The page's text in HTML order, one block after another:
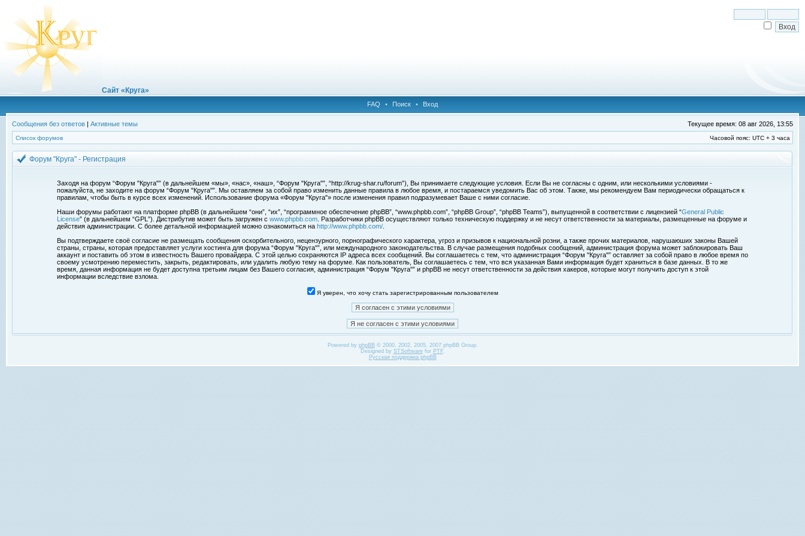
Сайт «Круга»
FAQ • Поиск • Вход
Сообщения без ответов | Активные темы Текущее время: 08 авг 2026, 13:55
Список форумов Часовой пояс: UTC + 3 часа
Форум "Круга" - Регистрация
Заходя на форум “Форум "Круга"” (в дальнейшем «мы», «нас», «наш», “Форум "Круга"”, “http://krug-shar.ru/forum”), Вы принимаете следующие условия. Если Вы не согласны с одним, или несколькими условиями -
пожалуйста, не заходите на форум “Форум "Круга"”. Мы оставляем за собой право изменить данные правила в любое время, и постараемся уведомить Вас об этом. Также, мы рекомендуем Вам периодически обращаться к
правилам, чтобы быть в курсе всех изменений. Использование форума «Форум "Круга"» после изменения правил подразумевает Ваше с ними согласие.
Наши форумы работают на платформе phpBB (в дальнейшем “они”, “их”, “программное обеспечение phpBB”, “www.phpbb.com”, “phpBB Group”, “phpBB Teams”), выпущенной в соответствии с лицензией “General Public
License” (в дальнейшем “GPL”). Дистрибутив может быть загружен с www.phpbb.com . Разработчики phpBB осуществляют только техническую поддержку и не несут ответственности за материалы, размещенные на форуме и
действия администрации. С более детальной информацией можно ознакомиться на http://www.phpbb.com/
Вы подтверждаете своё согласие не размещать сообщения оскорбительного, нецензурного, порнографического характера, угроз и призывов к национальной розни, а также прочих материалов, нарушаюших законы Вашей
страны, страны, которая предоставляет услуги хостинга для форума “Форум "Круга"”, или международного законодательства. В случае размещения подобных сообщений, администрация форума может заблокировать Ваш
аккаунт и поставить об этом в известность Вашего провайдера. С этой целью сохраняются IP адреса всех сообщений. Вы соглашаетесь с тем, что администрация “Форум "Круга"” оставляет за собой право в любое время по
своему усмотрению переместить, закрыть, редактировать, или удалить любую тему на форуме. Как пользователь, Вы соглашаетесь с тем, что вся указанная Вами информация будет храниться в базе данных. В то же
время, данная информация не будет доступна третьим лицам без Вашего согласия, администрация “Форум "Круга"” и phpBB не несут ответственности за действия хакеров, которые могут получить доступ к этой
информации вследствие взлома.
Я уверен, что хочу стать зарегистрированным пользователем
Powered by phpBB© 2000, 2002, 2005, 2007 phpBB Group.
Designed by STSoftwarefor PTF.
Русская поддержка phpBB